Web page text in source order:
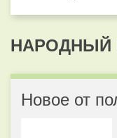
НАРОДНЫЙ
Новое от